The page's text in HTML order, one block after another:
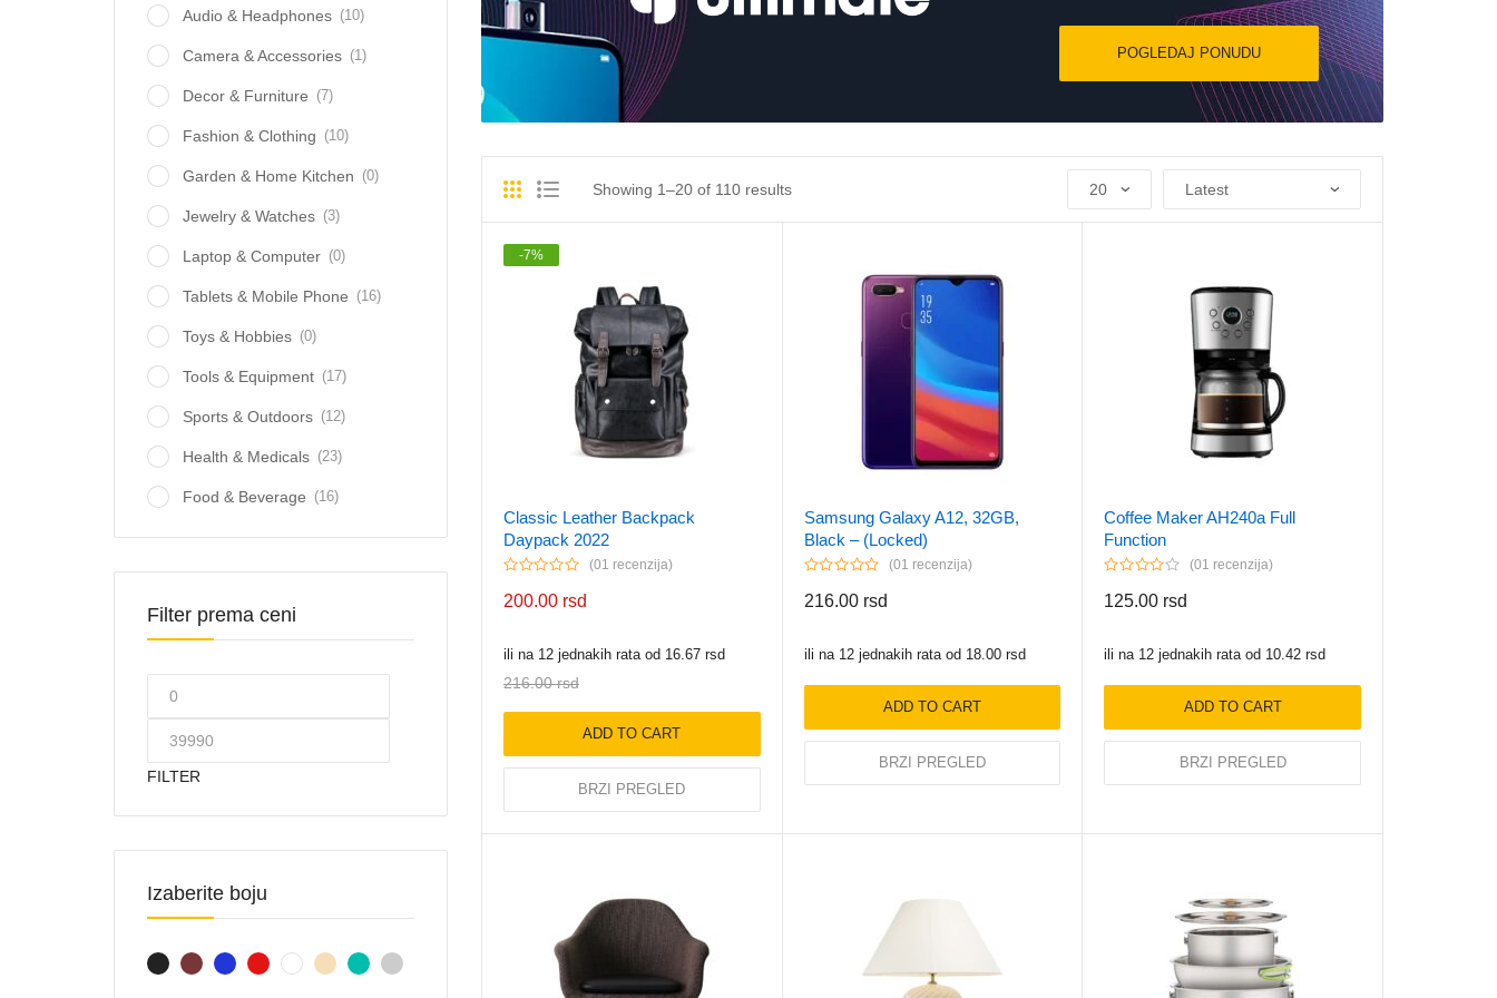
POGLEDAJ PONUDU
Showing 1–20 of 110 results
-7%
Classic Leather Backpack
Daypack 2022
01 recenzija
216.00rsd
200.00 rsd
ili na 12 jednakih rata od 16.67 rsd
ADD TO CART
BRZI PREGLED
Samsung Galaxy A12, 32GB,
Black – (Locked)
01 recenzija
216.00 rsd
ili na 12 jednakih rata od 18.00 rsd
ADD TO CART
BRZI PREGLED
Coffee Maker AH240a Full
Function
01 recenzija
125.00 rsd
ili na 12 jednakih rata od 10.42rsd
ADD TO CART
BRZI PREGLED
Audio & Headphones (10)
Camera & Accessories (1)
Decor & Furniture (7)
Fashion & Clothing (10)
Garden & Home Kitchen (0)
Jewelry & Watches (3)
Laptop & Computer (0)
Tablets & Mobile Phone (16)
Toys & Hobbies (0)
Tools & Equipment (17)
Sports & Outdoors (12)
Health & Medicals (23)
Food & Beverage (16)
Filter prema ceni
FILTER
Izaberite boju